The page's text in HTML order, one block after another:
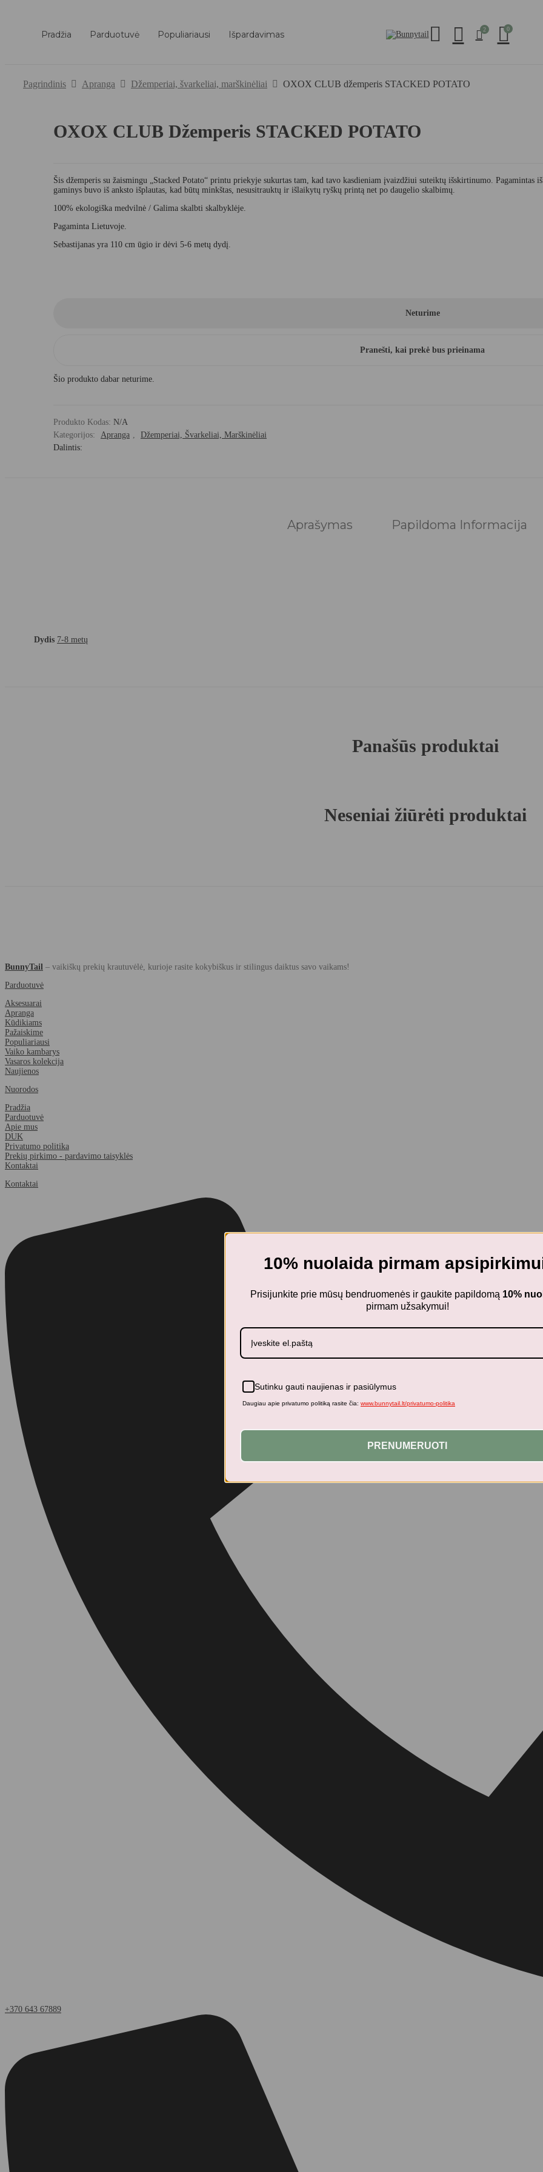
Pradžia Parduotuvė Populiariausi Išpardavimas 2 0
Pagrindinis Apranga Džemperiai, švarkeliai, marškinėliai OXOX CLUB džemperis STACKED POTATO
OXOX CLUB Džemperis STACKED POTATO
Šis džemperis su žaismingu „Stacked Potato“ printu priekyje sukurtas tam, kad tavo kasdieniam įvaizdžiui suteiktų išskirtinumo.
gaminys buvo iš anksto išplautas, kad būtų minkštas, nesusitrauktų ir išlaikytų ryškų printą net po daugelio skalbimų.
100% ekologiška medvilnė / Galima skalbti skalbyklėje.
Pagaminta Lietuvoje.
Sebastijanas yra 110 cm ūgio ir dėvi 5-6 metų dydį.
Neturime
Pranešti, kai prekė bus prieinama
Šio produkto dabar neturime.
Produkto Kodas: N/A
Kategorijos:
Apranga ,
Džemperiai, Švarkeliai, Marškinėliai
Dalintis:
Aprašymas Papildoma Informacija
Dydis 7-8 metų
Panašūs produktai
Neseniai žiūrėti produktai
BunnyTail – vaikiškų prekių krautuvėlė, kurioje rasite kokybiškus ir stilingus daiktus savo vaikams!
Parduotuvė
Aksesuarai
Apranga
Kūdikiams
Pažaiskime
Populiariausi
Vaiko kambarys
Vasaros kolekcija
Naujienos
Nuorodos
Pradžia
Parduotuvė
Apie mus
DUK
Privatumo politika
Prekių pirkimo - pardavimo taisyklės
Kontaktai
Kontaktai
+370 643 67889
10% nuolaida pirmam
Prisijunkite prie mūsų bendruomenės ir gaukite papildomą 10%
pirmam užsakymui!
Sutinku gauti naujienas ir pasiūlymus
Daugiau apie privatumo politiką rasite čia: www.bunnytail.lt/privatumo-politika
PRENUMERUOTI